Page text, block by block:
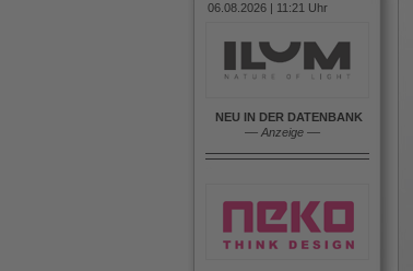
06.08.2026 | 11:21 Uhr
NEU IN DER DATENBANK
–– Anzeige ––